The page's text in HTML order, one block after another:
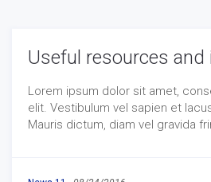
Useful resources and
Lorem ipsum dolor sit amet,
elit. Vestibulum vel sapien et
Mauris dictum, diam vel gravida